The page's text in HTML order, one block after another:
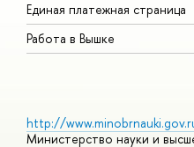
Единая платежная страница
Работа в Вышке
http://
Министерство науки и